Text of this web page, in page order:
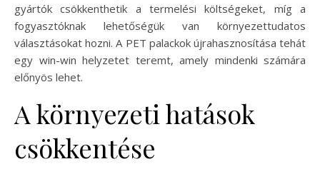
gyártók csökkenthetik a termelési költségeket, míg a
fogyasztóknak lehetőségük van környezettudatos
választásokat hozni. A PET palackok újrahasznosítása tehát
egy win-win helyzetet teremt, amely mindenki számára
előnyös lehet.
A környezeti hatások
csökkentése